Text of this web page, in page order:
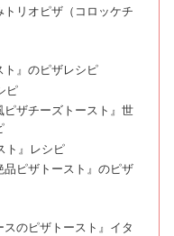
リオピザ（コロッケチ
ト』のピザレシピ
ピ
ザチーズトースト』世
ト』レシピ
ピザトースト』のピザ
のピザトースト』イタ